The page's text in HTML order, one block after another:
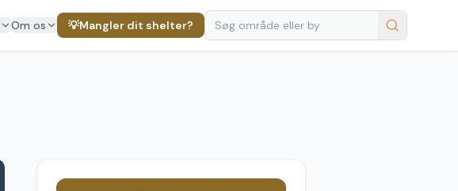
Om os 💡Mangler dit shelter?